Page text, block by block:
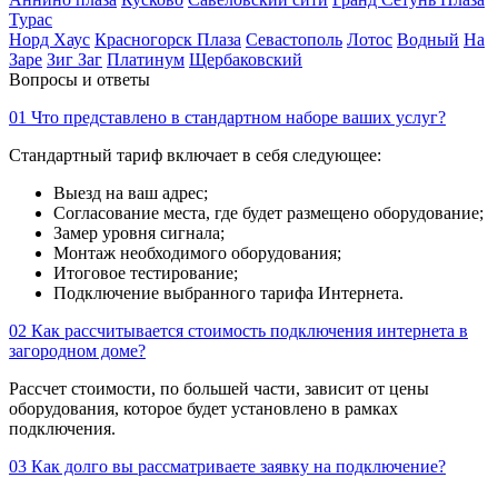
Турас
Норд Хаус Красногорск Плаза Севастополь Лотос Водный На
Заре Зиг Заг Платинум Щербаковский
Вопросы и ответы
01 Что представлено в стандартном наборе ваших услуг?
Стандартный тариф включает в себя следующее:
Выезд на ваш адрес;
Согласование места, где будет размещено оборудование;
Замер уровня сигнала;
Монтаж необходимого оборудования;
Итоговое тестирование;
Подключение выбранного тарифа Интернета.
02 Как рассчитывается стоимость подключения интернета в
загородном доме?
Рассчет стоимости, по большей части, зависит от цены
оборудования, которое будет установлено в рамках
подключения.
03 Как долго вы рассматриваете заявку на подключение?